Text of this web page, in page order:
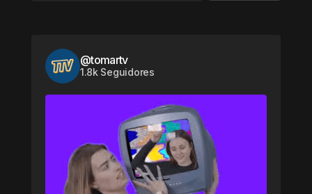
@tomartv
1.8k Seguidores